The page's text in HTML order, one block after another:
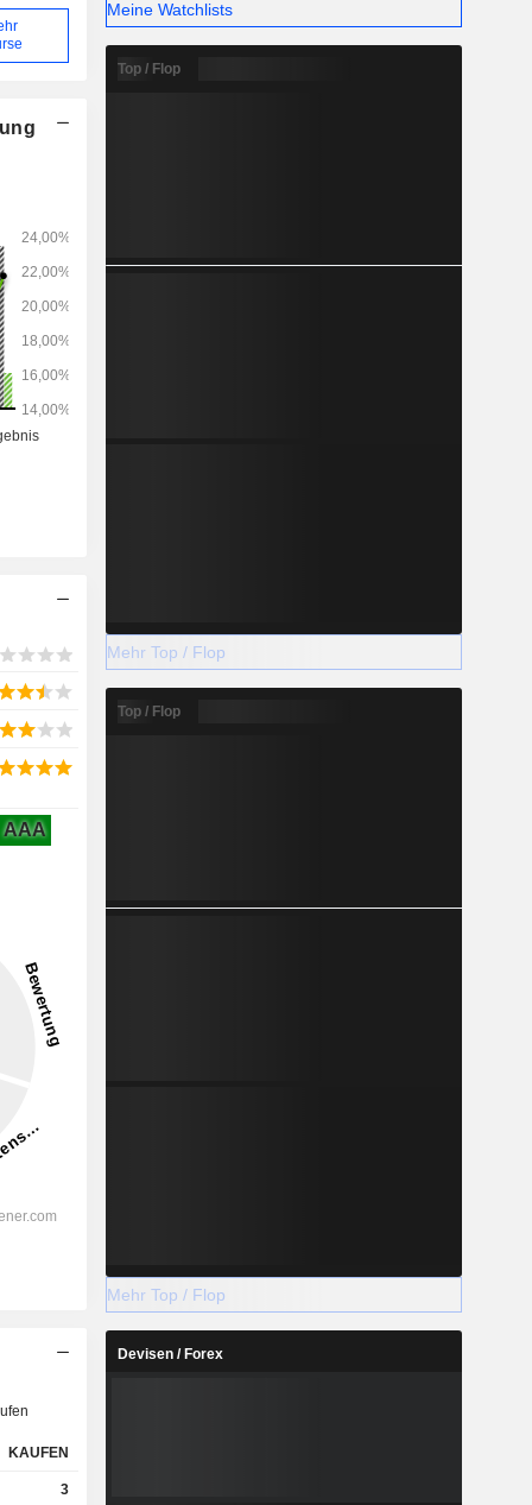
AAA
KAUFEN
3
Meine Watchlists
Top / Flop
Mehr Top / Flop
Top / Flop
Mehr Top / Flop
Devisen / Forex